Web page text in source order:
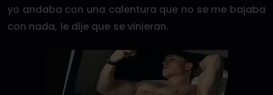
yo andaba con una calentura que no se me bajaba
con nada, le dije que se vinieran.